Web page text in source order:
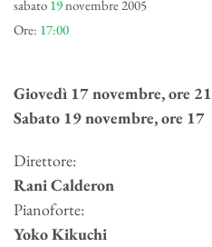
sabato 19novembre 2005
Ore: 17:00
Giovedì 17 novembre, ore 21
Sabato 19 novembre, ore 17
Direttore:
Rani Calderon
Pianoforte:
Yoko Kikuchi